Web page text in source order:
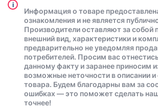
i
Информация о товаре
ознакомления и не является
Производители оставляют за собой
внешний вид, характеристики и
предварительно не уведомляя
потребителей. Просим вас
данному факту и заранее приносим
возможные неточности в описании
товара. Будем благодарны вам за
ошибках — это поможет сделать
точнее!